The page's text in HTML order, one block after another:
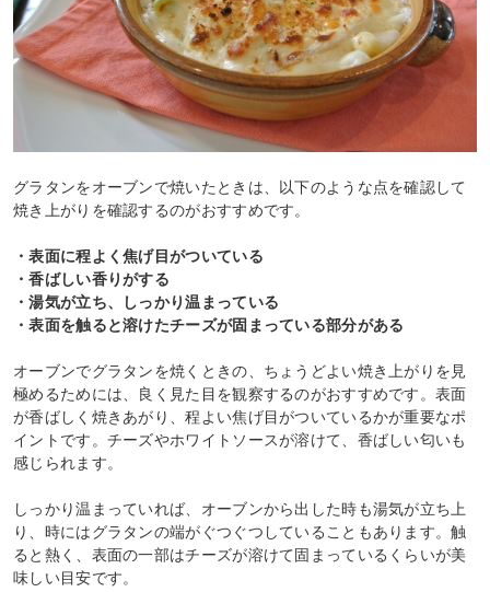
グラタンをオーブンで焼いたときは、以下のような点を確認して
焼き上がりを確認するのがおすすめです。
・表面に程よく焦げ目がついている
・香ばしい香りがする
・湯気が立ち、しっかり温まっている
・表面を触ると溶けたチーズが固まっている部分がある
オーブンでグラタンを焼くときの、ちょうどよい焼き上がりを見
極めるためには、良く見た目を観察するのがおすすめです。表面
が香ばしく焼きあがり、程よい焦げ目がついているかが重要なポ
イントです。チーズやホワイトソースが溶けて、香ばしい匂いも
感じられます。
しっかり温まっていれば、オーブンから出した時も湯気が立ち上
り、時にはグラタンの端がぐつぐつしていることもあります。触
ると熱く、表面の一部はチーズが溶けて固まっているくらいが美
味しい目安です。